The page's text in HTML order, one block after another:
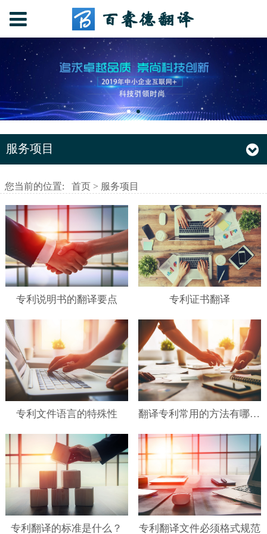
服务项目
您当前的位置: 首页> 服务项目
专利说明书的翻译要点 专利证书翻译
专利文件语言的特殊性 翻译专利常用的方法有哪些？
专利翻译的标准是什么？ 专利翻译文件必须格式规范